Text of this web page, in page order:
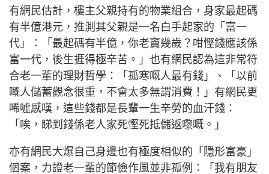
有網民估計，樓主父親持有的物業組合，身家最起碼
有半億港元，推測其父親是一名白手起家的「富一
代」：「最起碼有半億，你老竇幾歲？咁慳錢應該係
富一代，後生捱得極辛苦。」也有網民認為這非常符
合老一輩的理財哲學：「孤寒嘅人最有錢」、「以前
嘅人儲蓄觀念很重，不會太多無謂消費！」有網民更
唏噓感嘆，這些錢都是長輩一生辛勞的血汗錢：
「唉，睇到錢係老人家死慳死抵儲返嚟嘅。」
亦有網民大爆自己身邊也有極度相似的「隱形富豪」
個案，力證老一輩的節儉作風並非孤例：「我有朋友